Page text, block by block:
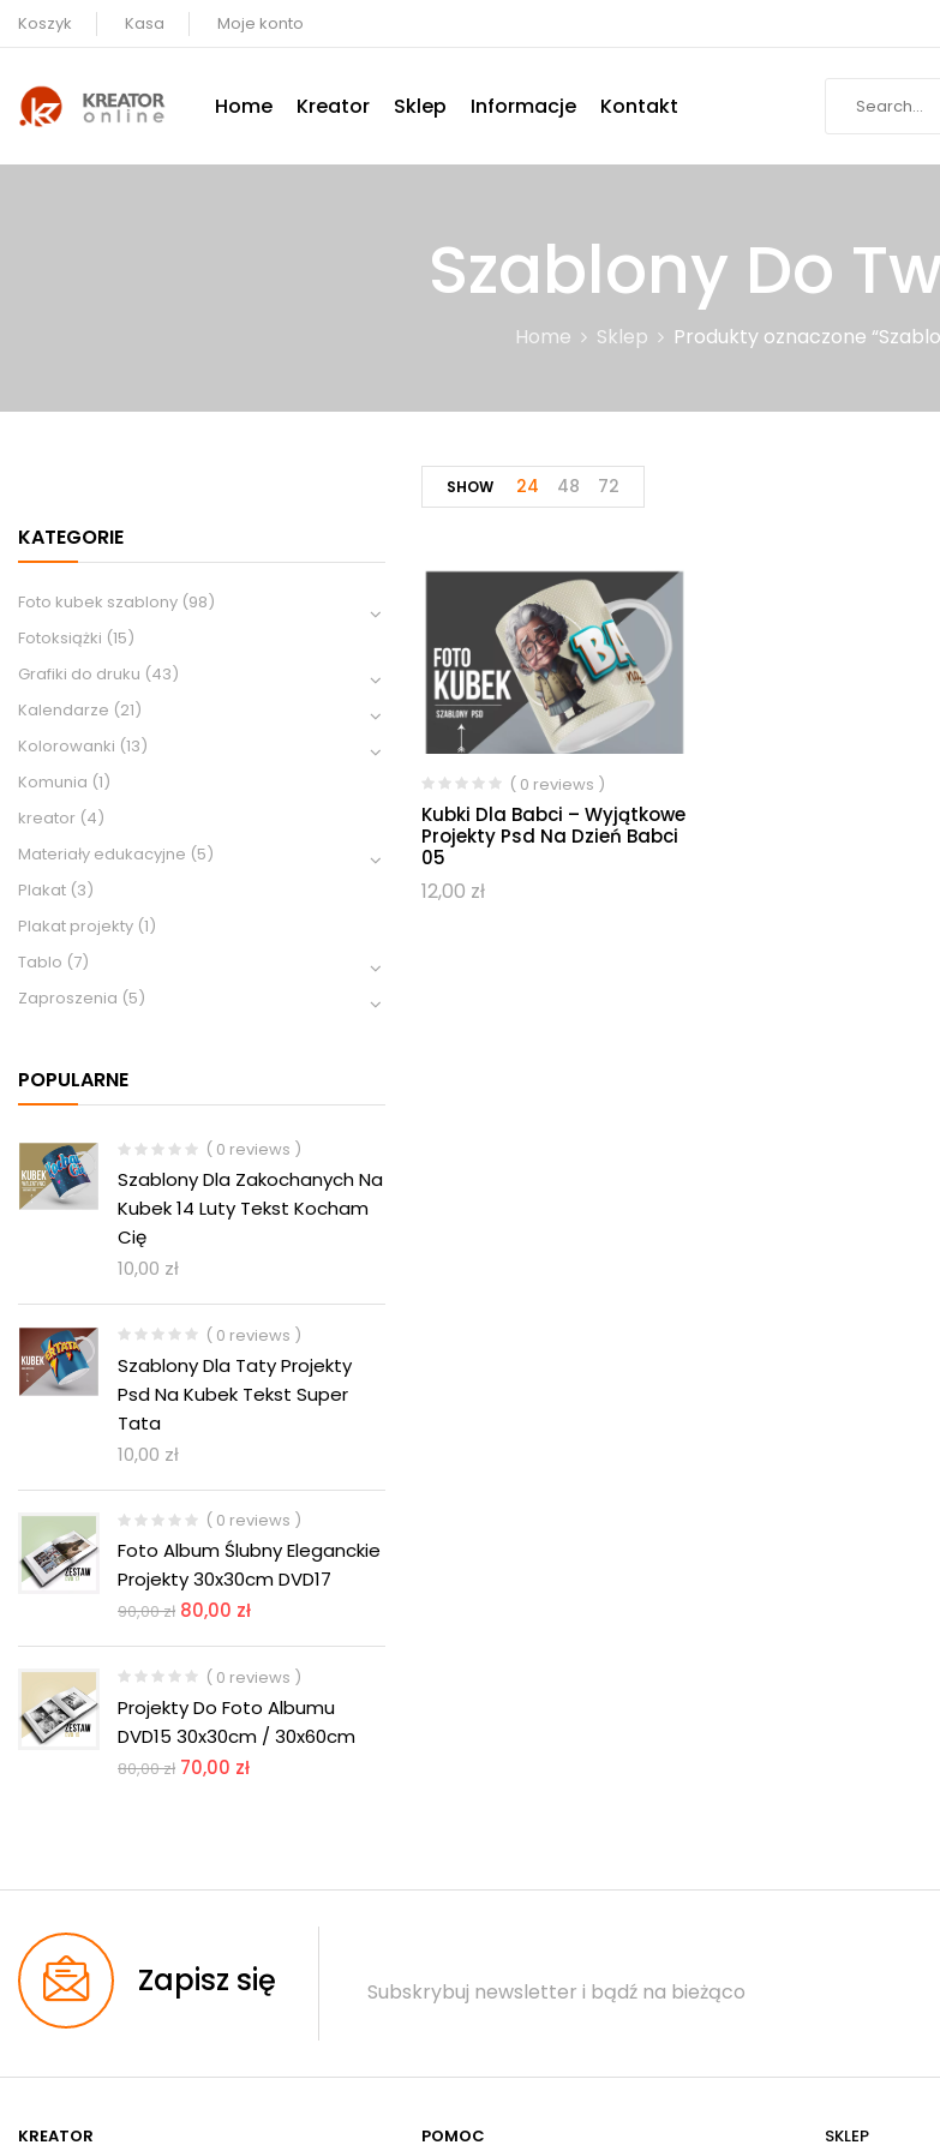
Koszyk Kasa Moje konto
Home Kreator Sklep Informacje Kontakt
Szablony Do
Home Sklep Produkty oznaczone
KATEGORIE
Foto kubek szablony (98)
Fotoksiążki (15)
Grafiki do druku (43)
Kalendarze (21)
Kolorowanki (13)
Komunia (1)
kreator (4)
Materiały edukacyjne (5)
Plakat (3)
Plakat projekty (1)
Tablo (7)
Zaproszenia (5)
POPULARNE
( 0 reviews )
Szablony Dla Zakochanych Na
Kubek 14 Luty Tekst Kocham
Cię
10,00 zł
( 0 reviews )
Szablony Dla Taty Projekty
Psd Na Kubek Tekst Super
Tata
10,00 zł
( 0 reviews )
Foto Album Ślubny Eleganckie
Projekty 30x30cm DVD17
90,00zł 80,00 zł
( 0 reviews )
Projekty Do Foto Albumu
DVD15 30x30cm / 30x60cm
80,00zł 70,00 zł
SHOW 24 48 72
( 0 reviews )
Kubki Dla Babci – Wyjątkowe
Projekty Psd Na Dzień Babci
05
12,00 zł
Zapisz się Subskrybuj newsletter i bądź na bieżąco
KREATOR POMOC SKLEP